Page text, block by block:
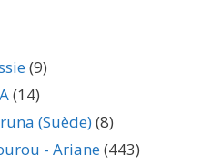
(9)
(14)
(Suède)(8)
- Ariane(443)